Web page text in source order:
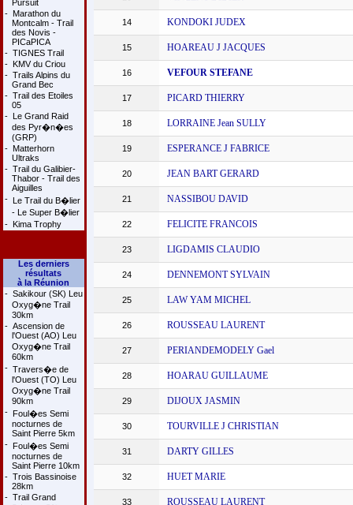
Pursuit
- Marathon du
Montcalm - Trail
des Novis -
PICaPICA
- TIGNES Trail
- KMV du Criou
- Trails Alpins du
Grand Bec
- Trail des Etoiles
05
- Le Grand Raid
des Pyr�n�es
(GRP)
- Matterhorn
Ultraks
- Trail du Galibier-
Thabor - Trail des
Aiguilles
- Le Trail du B�lier
- Le Super B�lier
- Kima Trophy
Les derniers
résultats
à la Réunion
- Sakikour (SK) Leu
Oxyg�ne Trail
30km
- Ascension de
l'Ouest (AO) Leu
Oxyg�ne Trail
60km
- Travers�e de
l'Ouest (TO) Leu
Oxyg�ne Trail
90km
- Foul�es Semi
nocturnes de
Saint Pierre 5km
- Foul�es Semi
nocturnes de
Saint Pierre 10km
- Trois Bassinoise
28km
- Trail Grand
14 KONDOKI JUDEX
15 HOAREAU J JACQUES
16 VEFOUR STEFANE
17 PICARD THIERRY
18 LORRAINE Jean SULLY
19 ESPERANCE J FABRICE
20 JEAN BART GERARD
21 NASSIBOU DAVID
22 FELICITE FRANCOIS
23 LIGDAMIS CLAUDIO
24 DENNEMONT SYLVAIN
25 LAW YAM MICHEL
26 ROUSSEAU LAURENT
27 PERIANDEMODELY Gael
28 HOARAU GUILLAUME
29 DIJOUX JASMIN
30 TOURVILLE J CHRISTIAN
31 DARTY GILLES
32 HUET MARIE
33 ROUSSEAU LAURENT